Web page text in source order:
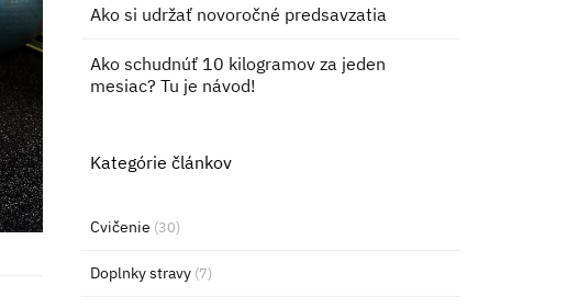
Ako si udržať novoročné predsavzatia
Ako schudnúť 10 kilogramov za jeden
mesiac? Tu je návod!
Kategórie článkov
Cvičenie (30)
Doplnky stravy(7)